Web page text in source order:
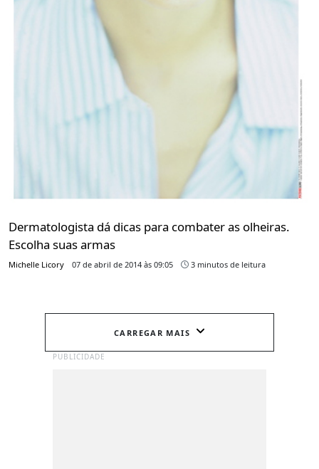
Dermatologista dá dicas para combater as olheiras.
Escolha suas armas
Michelle Licory 07 de abril de 2014 às 09:05 3 minutos de leitura
CARREGAR MAIS
PUBLICIDADE